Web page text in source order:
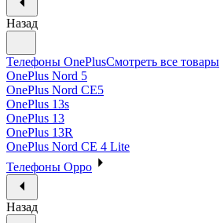
Назад
Телефоны OnePlusСмотреть все товары
OnePlus Nord 5
OnePlus Nord CE5
OnePlus 13s
OnePlus 13
OnePlus 13R
OnePlus Nord CE 4 Lite
Телефоны Oppo
Назад